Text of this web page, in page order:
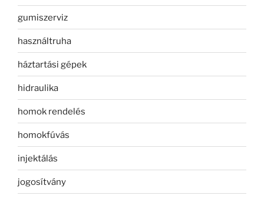
gumiszerviz
használtruha
háztartási gépek
hidraulika
homok rendelés
homokfúvás
injektálás
jogosítvány